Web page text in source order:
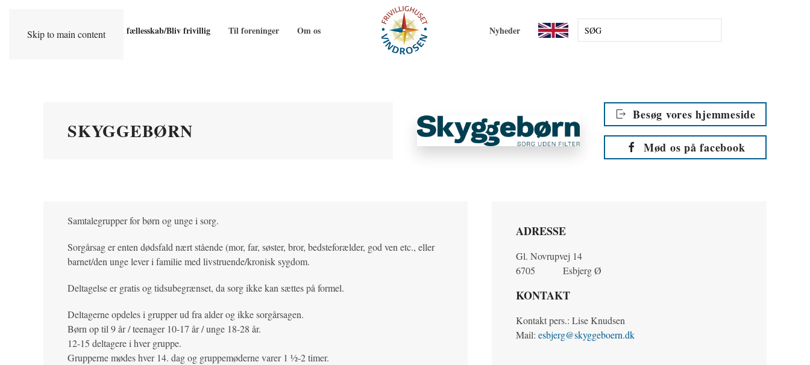
Skip to main content Find fællesskab/Bliv frivillig Til foreninger Om os Nyheder
SKYGGEBØRN
Besøg vores hjemmeside
Mød os på facebook
Samtalegrupper for børn og unge i sorg.
Sorgårsag er enten dødsfald nært stående (mor, far, søster, bror, bedsteforælder, god ven etc., eller
barnet/den unge lever i familie med livstruende/kronisk sygdom.
Deltagelse er gratis og tidsubegrænset, da sorg ikke kan sættes på formel.
Deltagerne opdeles i grupper ud fra alder og ikke sorgårsagen.
Børn op til 9 år / teenager 10-17 år / unge 18-28 år.
12-15 deltagere i hver gruppe.
Grupperne mødes hver 14. dag og gruppemøderne varer 1 ½-2 timer.
ADRESSE
Gl. Novrupvej 14
6705
Esbjerg Ø
KONTAKT
Kontakt pers.: Lise Knudsen
Mail: esbjerg@skyggeboern.dk